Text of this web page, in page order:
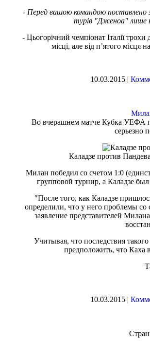
- Перед вашою командою поставлено
турів "Дженоа" лише
- Цьогорічний чемпіонат Італії
місці, але від п’ятого місця
10.03.2015 |
Во вчерашнем матче Кубка УЕФА
серьезно
Каладзе против
Милан победил со счетом 1:0
групповой турнир, а Каладзе
"После того, как Каладзе
определили, что у него проблемы со
заявление представителей
Учитывая, что последствия
предположить, что Каха
10.03.2015 |